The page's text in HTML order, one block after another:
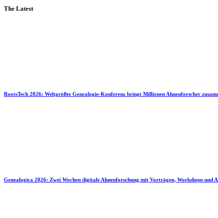
The Latest
RootsTech 2026: Weltgrößte Genealogie-Konferenz bringt Millionen Ahnenforscher
Genealogica 2026: Zwei Wochen digitale Ahnenforschung mit Vorträgen, Workshops und